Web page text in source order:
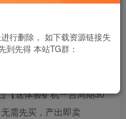
限时特惠
【送体验矿机一台周期30
需先买，产出即卖
行删除， 如下载资源链接失
到先得 本站TG群：